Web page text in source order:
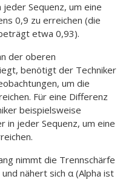
Sequenz, um eine
0,9 zu erreichen (die
etwa 0,93).
der oberen
benötigt der Techniker
um die
Für eine Differenz
beispielsweise
in jeder Sequenz, um eine
nimmt die Trennschärfe
nähert sich α (Alpha ist